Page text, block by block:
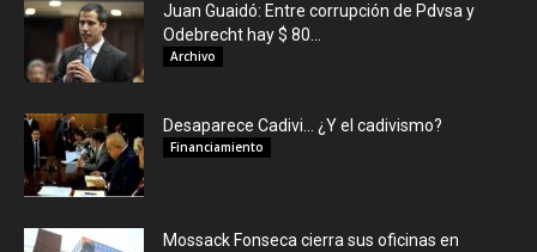
Juan Guaidó: Entre corrupción de Pdvsa y
Odebrecht hay $ 80...
Archivo
Desaparece Cadivi… ¿Y el cadivismo?
Financiamiento
Mossack Fonseca cierra sus oficinas en